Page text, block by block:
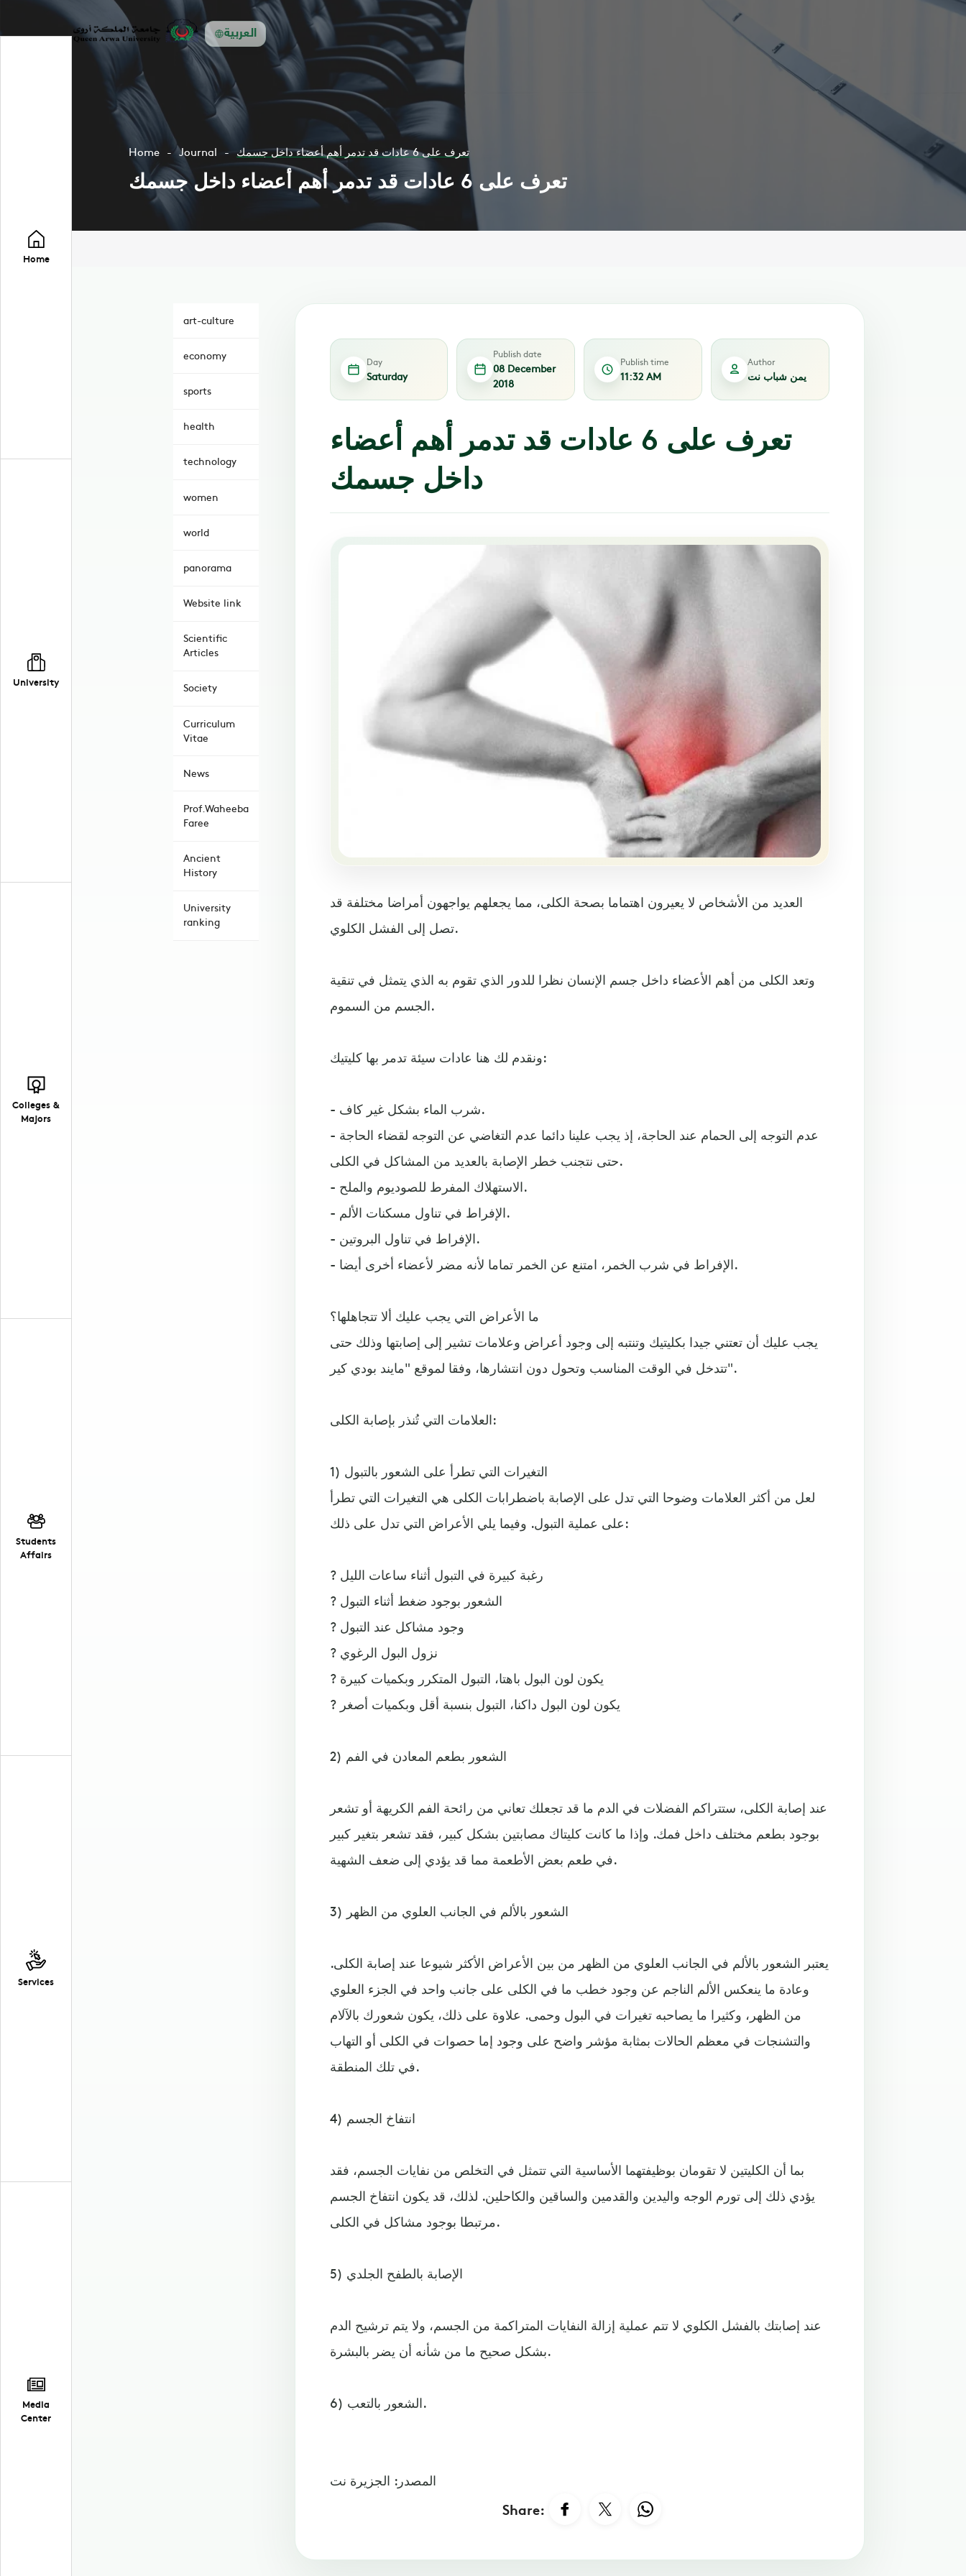
العربية
Home
University
Colleges &
Majors
Students
Affairs
Services
Media
Center
Home Journal تعرف على 6 عادات قد تدمر أهم أعضاء داخل جسمك
تعرف على 6 عادات قد تدمر أهم أعضاء داخل جسمك
art-culture
economy
sports
health
technology
women
world
panorama
Website link
Scientific
Articles
Society
Curriculum
Vitae
News
Prof.Waheeba
Faree
Ancient
History
University
ranking
Day
Saturday
Publish date
08 December
2018
Publish time
11:32 AM
Author
يمن شباب نت
تعرف على 6 عادات قد تدمر أهم أعضاء
داخل جسمك
العديد من الأشخاص لا يعيرون اهتماما بصحة الكلى، مما يجعلهم يواجهون أمراضا مختلفة قد
تصل إلى الفشل الكلوي.
وتعد الكلى من أهم الأعضاء داخل جسم الإنسان نظرا للدور الذي تقوم به الذي يتمثل في تنقية
الجسم من السموم.
ونقدم لك هنا عادات سيئة تدمر بها كليتيك:
- شرب الماء بشكل غير كاف.
- عدم التوجه إلى الحمام عند الحاجة، إذ يجب علينا دائما عدم التغاضي عن التوجه لقضاء الحاجة
حتى نتجنب خطر الإصابة بالعديد من المشاكل في الكلى.
- الاستهلاك المفرط للصوديوم والملح.
- الإفراط في تناول مسكنات الألم.
- الإفراط في تناول البروتين.
- الإفراط في شرب الخمر، امتنع عن الخمر تماما لأنه مضر لأعضاء أخرى أيضا.
ما الأعراض التي يجب عليك ألا تتجاهلها؟
يجب عليك أن تعتني جيدا بكليتيك وتنتبه إلى وجود أعراض وعلامات تشير إلى إصابتها وذلك حتى
تتدخل في الوقت المناسب وتحول دون انتشارها، وفقا لموقع "مايند بودي كير".
العلامات التي تُنذر بإصابة الكلى:
1) التغيرات التي تطرأ على الشعور بالتبول
لعل من أكثر العلامات وضوحا التي تدل على الإصابة باضطرابات الكلى هي التغيرات التي تطرأ
على عملية التبول. وفيما يلي الأعراض التي تدل على ذلك:
? رغبة كبيرة في التبول أثناء ساعات الليل
? الشعور بوجود ضغط أثناء التبول
? وجود مشاكل عند التبول
? نزول البول الرغوي
? يكون لون البول باهتا، التبول المتكرر وبكميات كبيرة
? يكون لون البول داكنا، التبول بنسبة أقل وبكميات أصغر
2) الشعور بطعم المعادن في الفم
عند إصابة الكلى، ستتراكم الفضلات في الدم ما قد تجعلك تعاني من رائحة الفم الكريهة أو تشعر
بوجود بطعم مختلف داخل فمك. وإذا ما كانت كليتاك مصابتين بشكل كبير، فقد تشعر بتغير كبير
في طعم بعض الأطعمة مما قد يؤدي إلى ضعف الشهية.
3) الشعور بالألم في الجانب العلوي من الظهر
يعتبر الشعور بالألم في الجانب العلوي من الظهر من بين الأعراض الأكثر شيوعا عند إصابة الكلى.
وعادة ما ينعكس الألم الناجم عن وجود خطب ما في الكلى على جانب واحد في الجزء العلوي
من الظهر، وكثيرا ما يصاحبه تغيرات في البول وحمى. علاوة على ذلك، يكون شعورك بالآلام
والتشنجات في معظم الحالات بمثابة مؤشر واضح على وجود إما حصوات في الكلى أو التهاب
في تلك المنطقة.
4) انتفاخ الجسم
بما أن الكليتين لا تقومان بوظيفتهما الأساسية التي تتمثل في التخلص من نفايات الجسم، فقد
يؤدي ذلك إلى تورم الوجه واليدين والقدمين والساقين والكاحلين. لذلك، قد يكون انتفاخ الجسم
مرتبطا بوجود مشاكل في الكلى.
5) الإصابة بالطفح الجلدي
عند إصابتك بالفشل الكلوي لا تتم عملية إزالة النفايات المتراكمة من الجسم، ولا يتم ترشيح الدم
بشكل صحيح ما من شأنه أن يضر بالبشرة.
6) الشعور بالتعب.
المصدر: الجزيرة نت
Share: